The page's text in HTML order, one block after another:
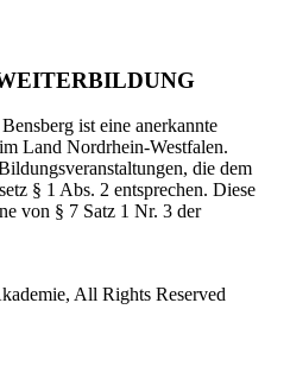
ist eine anerkannte
Land Nordrhein-Westfalen.
die dem
§ 1 Abs. 2 entsprechen. Diese
von § 7 Satz 1 Nr. 3 der
All Rights Reserved